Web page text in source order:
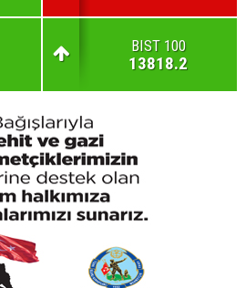
BIST 100
13818.2